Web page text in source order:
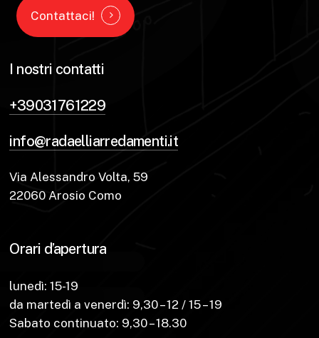
Contattaci!
I nostri contatti
+39031761229
info@radaelliarredamenti.it
Via Alessandro Volta, 59
22060 Arosio Como
Orari d’apertura
lunedì: 15-19
da martedì a venerdì: 9,30 – 12 / 15 – 19
Sabato continuato: 9,30 – 18.30